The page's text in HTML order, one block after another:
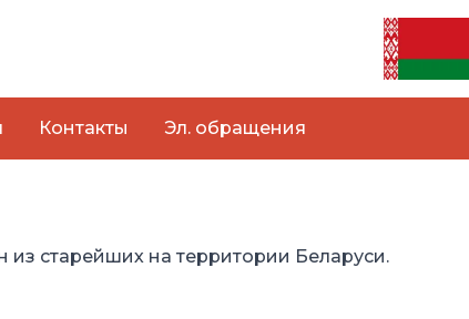
Контакты Эл. обращения
из старейших на территории Беларуси.